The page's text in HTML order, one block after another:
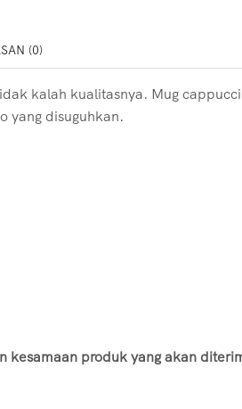
(0)
kalah kualitasnya. Mug
yang disuguhkan.
produk yang akan